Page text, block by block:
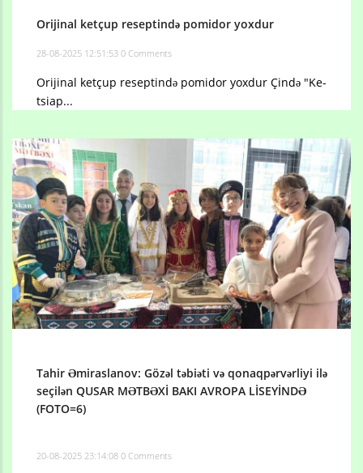
Orijinal ketçup reseptində pomidor yoxdur
28-08-2025 12:51:53 0 Comments
Orijinal ketçup reseptində pomidor yoxdur Çində "Ke-
tsiap...
Tahir Əmiraslanov: Gözəl təbiəti və qonaqpərvərliyi ilə
seçilən QUSAR MƏTBƏXİ BAKI AVROPA LİSEYİNDƏ
(FOTO=6)
20-08-2025 23:14:08 0 Comments